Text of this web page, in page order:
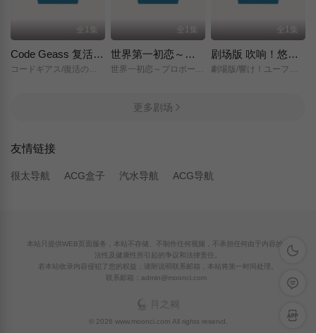
全1集
Code Geass 复活的鲁路修
全1集
世界第一初恋～求婚篇～
全1集
剧场版 吹响！悠风号～想要传达的旋律～
更多剧场
友情链接
很太导航 ACG盒子 汽水导航 ACG导航
深色模
留言反
APP下
本站只提供WEB页面服务，本站不存储、不制作任何视频，不承担任何由于内容的合
法性及健康性所引起的争议和法律责任。
若本站收录内容侵犯了您的权益，请附说明联系邮箱，本站将第一时间处理。
联系邮箱：admin@moonci.com
© 2026 www.moonci.com All rights reservd.